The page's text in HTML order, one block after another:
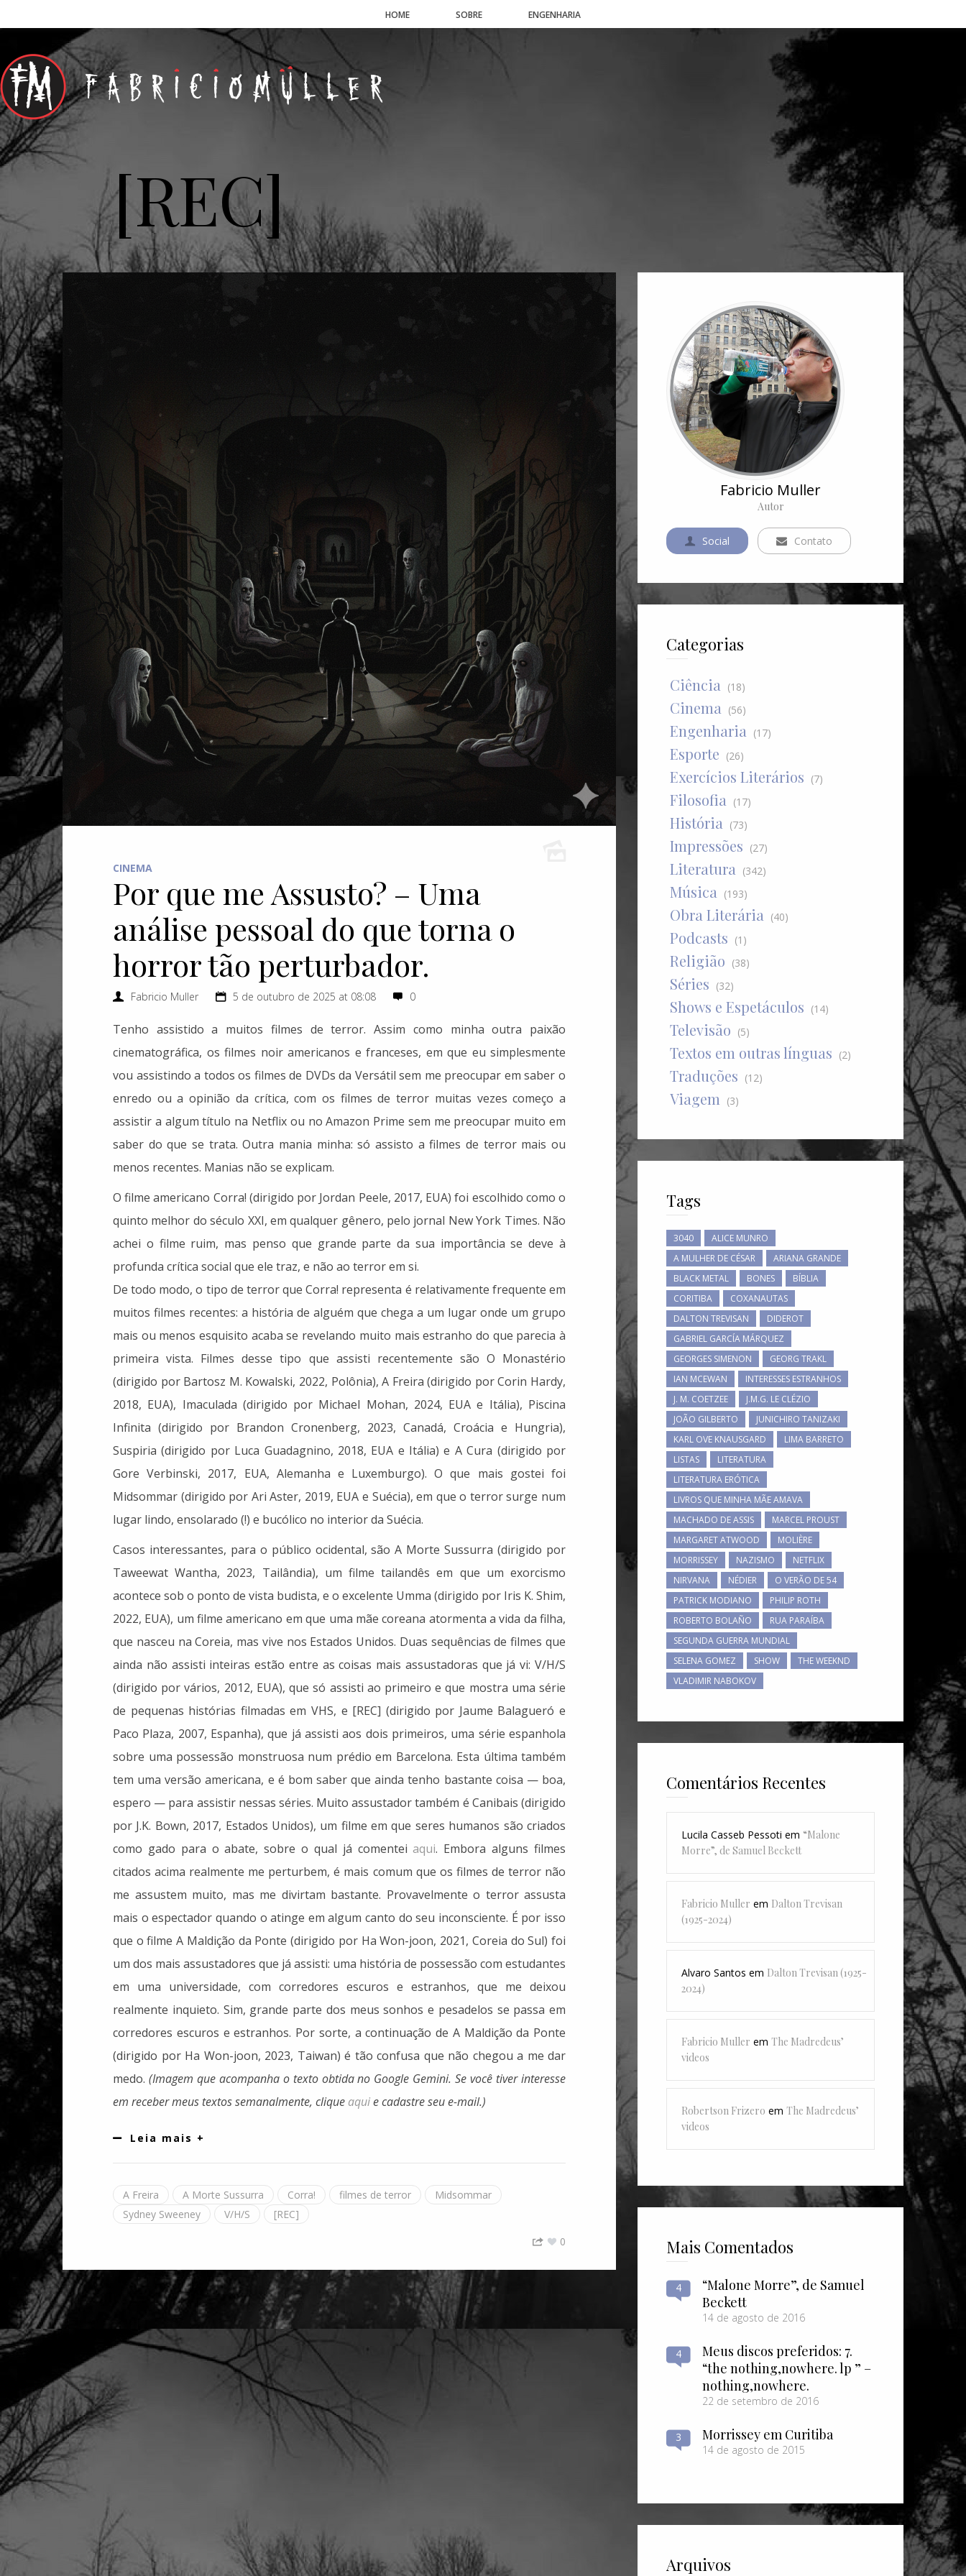
HOME SOBRE ENGENHARIA
[REC]
CINEMA
Por que me Assusto? – Uma
análise pessoal do que torna o
horror tão perturbador.
Fabricio Muller 5 de outubro de 2025 at 08:08 0
Tenho assistido a muitos filmes de terror. Assim como minha outra paixão
cinematográfica, os filmes noir americanos e franceses, em que eu simplesmente
vou assistindo a todos os filmes de DVDs da Versátil sem me preocupar em saber o
enredo ou a opinião da crítica, com os filmes de terror muitas vezes começo a
assistir a algum título na Netflix ou no Amazon Prime sem me preocupar muito em
saber do que se trata. Outra mania minha: só assisto a filmes de terror mais ou
menos recentes. Manias não se explicam.
O filme americano Corra! (dirigido por Jordan Peele, 2017, EUA) foi escolhido como o
quinto melhor do século XXI, em qualquer gênero, pelo jornal New York Times. Não
achei o filme ruim, mas penso que grande parte da sua importância se deve à
profunda crítica social que ele traz, e não ao terror em si.
De todo modo, o tipo de terror que Corra! representa é relativamente frequente em
muitos filmes recentes: a história de alguém que chega a um lugar onde um grupo
mais ou menos esquisito acaba se revelando muito mais estranho do que parecia à
primeira vista. Filmes desse tipo que assisti recentemente são O Monastério
(dirigido por Bartosz M. Kowalski, 2022, Polônia), A Freira (dirigido por Corin Hardy,
2018, EUA), Imaculada (dirigido por Michael Mohan, 2024, EUA e Itália), Piscina
Infinita (dirigido por Brandon Cronenberg, 2023, Canadá, Croácia e Hungria),
Suspiria (dirigido por Luca Guadagnino, 2018, EUA e Itália) e A Cura (dirigido por
Gore Verbinski, 2017, EUA, Alemanha e Luxemburgo). O que mais gostei foi
Midsommar (dirigido por Ari Aster, 2019, EUA e Suécia), em que o terror surge num
lugar lindo, ensolarado (!) e bucólico no interior da Suécia.
Casos interessantes, para o público ocidental, são A Morte Sussurra (dirigido por
Taweewat Wantha, 2023, Tailândia), um filme tailandês em que um exorcismo
acontece sob o ponto de vista budista, e o excelente Umma (dirigido por Iris K. Shim,
2022, EUA), um filme americano em que uma mãe coreana atormenta a vida da filha,
que nasceu na Coreia, mas vive nos Estados Unidos. Duas sequências de filmes que
ainda não assisti inteiras estão entre as coisas mais assustadoras que já vi: V/H/S
(dirigido por vários, 2012, EUA), que só assisti ao primeiro e que mostra uma série
de pequenas histórias filmadas em VHS, e [REC] (dirigido por Jaume Balagueró e
Paco Plaza, 2007, Espanha), que já assisti aos dois primeiros, uma série espanhola
sobre uma possessão monstruosa num prédio em Barcelona. Esta última também
tem uma versão americana, e é bom saber que ainda tenho bastante coisa — boa,
espero — para assistir nessas séries. Muito assustador também é Canibais (dirigido
por J.K. Bown, 2017, Estados Unidos), um filme em que seres humanos são criados
como gado para o abate, sobre o qual já comenteiaqui. Embora alguns filmes
citados acima realmente me perturbem, é mais comum que os filmes de terror não
me assustem muito, mas me divirtam bastante. Provavelmente o terror assusta
mais o espectador quando o atinge em algum canto do seu inconsciente. É por isso
que o filme A Maldição da Ponte (dirigido por Ha Won-joon, 2021, Coreia do Sul) foi
um dos mais assustadores que já assisti: uma história de possessão com estudantes
em uma universidade, com corredores escuros e estranhos, que me deixou
realmente inquieto. Sim, grande parte dos meus sonhos e pesadelos se passa em
corredores escuros e estranhos. Por sorte, a continuação de A Maldição da Ponte
(dirigido por Ha Won-joon, 2023, Taiwan) é tão confusa que não chegou a me dar
medo. (Imagem que acompanha o texto obtida no Google Gemini. Se você tiver interesse
em receber meus textos semanalmente, clique aquie cadastre seu e-mail.)
Leia mais +
A Freira A Morte Sussurra Corra! filmes de terror
Midsommar
Sydney Sweeney
V/H/S
[REC]
0
Fabricio Muller
Autor
Social Contato
Categorias
Ciência (18)
Cinema (56)
Engenharia (17)
Esporte (26)
Exercícios Literários (7)
Filosofia (17)
História (73)
Impressões (27)
Literatura (342)
Música (193)
Obra Literária (40)
Podcasts (1)
Religião (38)
Séries (32)
Shows e Espetáculos (14)
Televisão (5)
Textos em outras línguas (2)
Traduções (12)
Viagem (3)
Tags
3040
ALICE MUNRO
A MULHER DE CÉSAR
ARIANA GRANDE
BLACK METAL
BONES
BÍBLIA
CORITIBA
COXANAUTAS
DALTON TREVISAN
DIDEROT
GABRIEL GARCÍA MÁRQUEZ
GEORGES SIMENON
GEORG TRAKL
IAN MCEWAN
INTERESSES ESTRANHOS
J. M. COETZEE
J.M.G. LE CLÉZIO
JOÃO GILBERTO
JUNICHIRO TANIZAKI
KARL OVE KNAUSGARD
LIMA BARRETO
LISTAS
LITERATURA
LITERATURA ERÓTICA
LIVROS QUE MINHA MÃE AMAVA
MACHADO DE ASSIS
MARCEL PROUST
MARGARET ATWOOD
MOLIÈRE
MORRISSEY
NAZISMO
NETFLIX
NIRVANA
NÉDIER
O VERÃO DE 54
PATRICK MODIANO
PHILIP ROTH
ROBERTO BOLAÑO
RUA PARAÍBA
SEGUNDA GUERRA MUNDIAL
SELENA GOMEZ
SHOW
THE WEEKND
VLADIMIR NABOKOV
Comentários Recentes
Lucila Casseb Pessoti em “Malone
Morre”, de Samuel Beckett
Fabricio Muller em Dalton Trevisan
(1925-2024)
Alvaro Santos em Dalton Trevisan (1925-
2024)
Fabricio Muller em The Madredeus’
videos
Robertson Frizero em The Madredeus’
videos
Mais Comentados
4
“Malone Morre”, de Samuel
Beckett
14 de agosto de 2016
4
Meus discos preferidos: 7.
“the nothing​,​nowhere. lp ” –
nothing​,​nowhere.
22 de setembro de 2016
3 Morrissey em Curitiba
14 de agosto de 2015
Arquivos